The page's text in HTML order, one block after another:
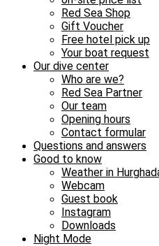
Red Sea Shop
Gift Voucher
Free hotel pick up
Your boat request
Our dive center
Who are we?
Red Sea Partner
Our team
Opening hours
Contact formular
Questions and answers
Good to know
Weather in
Webcam
Guest book
Instagram
Downloads
Night Mode